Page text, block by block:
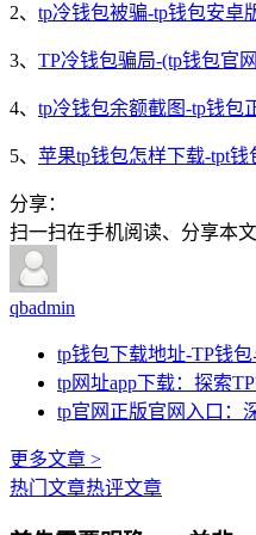
2、 tp冷钱包被骗-tp钱包安卓
3、 TP冷钱包骗局-(tp钱包官
4、 tp冷钱包余额截图-tp钱包
5、 苹果tp钱包怎样下载-tpt钱
分享：
扫一扫在手机阅读、分享本文
qbadmin
tp钱包下载地址-TP钱
tp网址app下载：探索
tp官网正版官网入口：
更多文章 >
热门文章热评文章